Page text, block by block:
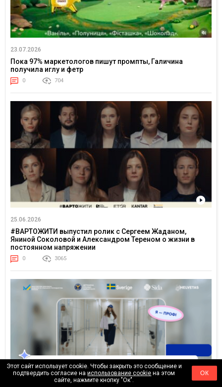
23.07.2026
Пока 97% маркетологов пишут промпты, Галичина
получила иглу и фетр
0 704
25.06.2026
#ВАРТОЖИТИ выпустил ролик с Сергеем Жаданом,
Яниной Соколовой и Александром Тереном о жизни в
постоянном напряжении
0 3065
Этот сайт использует cookie. Чтобы закрыть это сообщение и
подтвердить согласие наиспользование cookie на этом
сайте, нажмите кнопку "Ок".
ОК